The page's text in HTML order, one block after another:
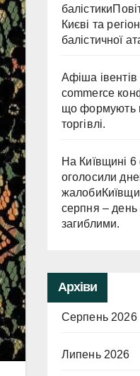
Києві та
балістичної
Афіша
commerce
що формують
торгівлі.
На Київщині 6
оголосили
серпня – день
загиблими.
Архіви
Серпень 2026
Липень 2026